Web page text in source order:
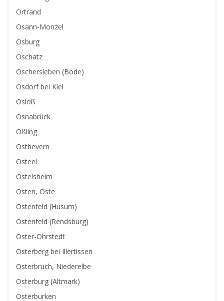
Ortrand
Osann-Monzel
Osburg
Oschatz
Oschersleben (Bode)
Osdorf bei Kiel
Osloß
Osnabrück
Oßling
Ostbevern
Osteel
Ostelsheim
Osten, Oste
Ostenfeld (Husum)
Ostenfeld (Rendsburg)
Oster-Ohrstedt
Osterberg bei Illertissen
Osterbruch, Niederelbe
Osterburg (Altmark)
Osterburken